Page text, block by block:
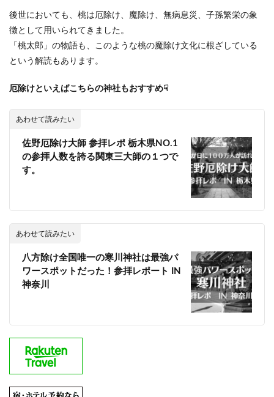
後世においても、桃は厄除け、魔除け、無病息災、子孫繁栄の象
徴として用いられてきました。
「桃太郎」の物語も、このような桃の魔除け文化に根ざしている
という解読もあります。
厄除けといえばこちらの神社もおすすめ☟
あわせて読みたい
佐野厄除け大師 参拝レポ 栃木県NO.1
の参拝人数を誇る関東三大師の１つで
す。
あわせて読みたい
八方除け全国唯一の寒川神社は最強パ
ワースポットだった！参拝レポート IN
神奈川